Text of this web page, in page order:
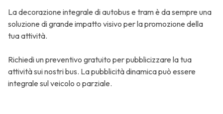
La decorazione integrale di autobus e tram è da sempre una
soluzione di grande impatto visivo per la promozione della
tua attività.
Richiedi un preventivo gratuito per pubblicizzare la tua
attività sui nostri bus. La pubblicità dinamica può essere
integrale sul veicolo o parziale.